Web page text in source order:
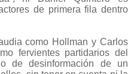
de primera fila dentro
como Hollman y Carlos
fervientes partidarios del
de desinformación de un